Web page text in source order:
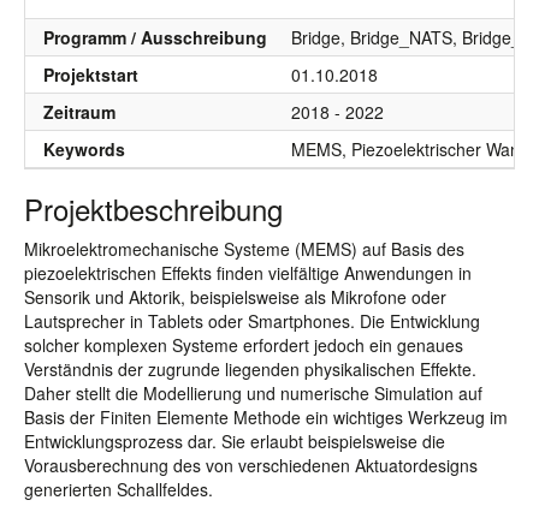
Programm / Ausschreibung
Bridge, Bridge_NATS,
Projektstart
01.10.2018
Zeitraum
2018 - 2022
Keywords
MEMS, Piezoelektrischer
Projektbeschreibung
Mikroelektromechanische Systeme (MEMS) auf Basis des
piezoelektrischen Effekts finden vielfältige Anwendungen in
Sensorik und Aktorik, beispielsweise als Mikrofone oder
Lautsprecher in Tablets oder Smartphones. Die Entwicklung
solcher komplexen Systeme erfordert jedoch ein genaues
Verständnis der zugrunde liegenden physikalischen Effekte.
Daher stellt die Modellierung und numerische Simulation auf
Basis der Finiten Elemente Methode ein wichtiges Werkzeug im
Entwicklungsprozess dar. Sie erlaubt beispielsweise die
Vorausberechnung des von verschiedenen Aktuatordesigns
generierten Schallfeldes.